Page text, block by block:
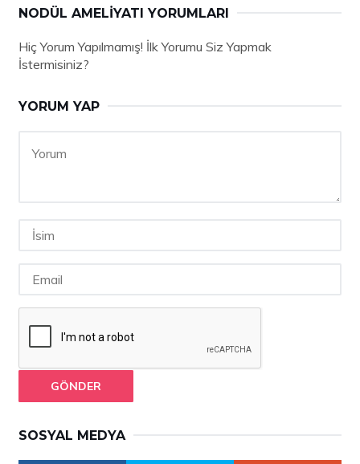
NODÜL AMELIYATI YORUMLARI
Hiç Yorum Yapılmamış! İlk Yorumu Siz Yapmak
İstermisiniz?
YORUM YAP
GÖNDER
SOSYAL MEDYA